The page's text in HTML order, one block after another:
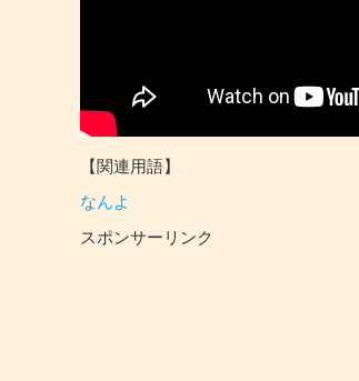
【関連用語】
なんよ
スポンサーリンク